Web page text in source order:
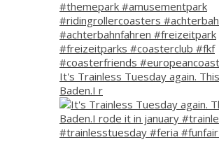
It's Trainless Tuesday again.
Baden.I r